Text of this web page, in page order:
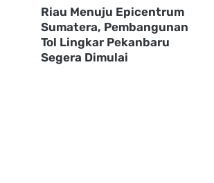
Riau Menuju Epicentrum
Sumatera, Pembangunan
Tol Lingkar Pekanbaru
Segera Dimulai